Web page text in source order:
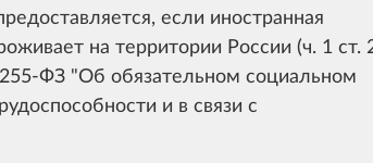
если иностранная
на территории России (ч. 1 ст.
ФЗ "Об обязательном социальном
и в связи с